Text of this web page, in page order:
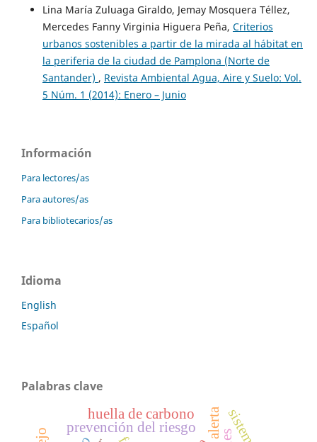
Lina María Zuluaga Giraldo, Jemay Mosquera Téllez,
Mercedes Fanny Virginia Higuera Peña, Criterios
urbanos sostenibles a partir de la mirada al hábitat en
la periferia de la ciudad de Pamplona (Norte de
Santander) , Revista Ambiental Agua, Aire y Suelo: Vol.
5 Núm. 1 (2014): Enero – Junio
Información
Para lectores/as
Para autores/as
Para bibliotecarios/as
Idioma
English
Español
Palabras clave
prevención del riesgo
huella de carbono